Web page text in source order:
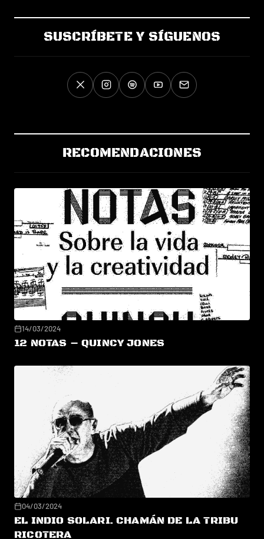
SUSCRÍBETE Y SÍGUENOS
RECOMENDACIONES
14/03/2024
12 NOTAS – QUINCY JONES
04/03/2024
EL INDIO SOLARI. CHAMÁN DE LA TRIBU
RICOTERA